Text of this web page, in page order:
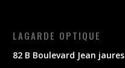
LAGARDE OPTIQUE
82 B Boulevard Jean jaures